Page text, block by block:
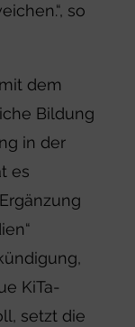
so
dem
Bildung
in der
es
KiTa-
setzt die